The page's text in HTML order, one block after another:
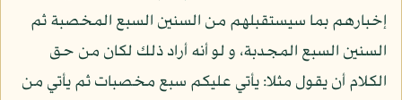
إخبارهم بما سيستقبلهم من السنين السبع المخصبة ثم
السنين السبع المجدبة، و لو أنه أراد ذلك لكان من حق
الكلام أن يقول مثلا: يأتي عليكم سبع مخصبات ثم يأتي من